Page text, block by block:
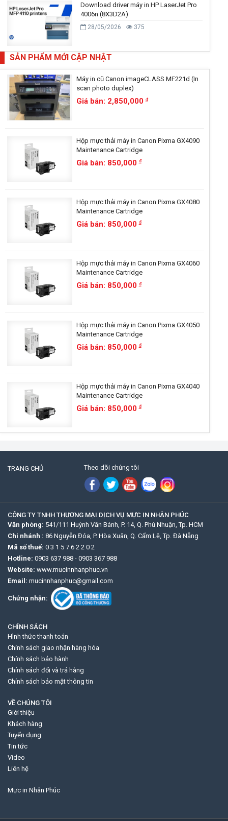
Download driver máy in HP LaserJet Pro
4006n (8X3D2A)
28/05/2026 375
SẢN PHẨM MỚI CẬP NHẬT
Máy in cũ Canon imageCLASS MF221d (In
scan photo duplex)
Giá bán: 2,850,000đ
Hộp mực thải máy in Canon Pixma GX4090
Maintenance Cartridge
Giá bán: 850,000đ
Hộp mực thải máy in Canon Pixma GX4080
Maintenance Cartridge
Giá bán: 850,000đ
Hộp mực thải máy in Canon Pixma GX4060
Maintenance Cartridge
Giá bán: 850,000đ
Hộp mực thải máy in Canon Pixma GX4050
Maintenance Cartridge
Giá bán: 850,000đ
Hộp mực thải máy in Canon Pixma GX4040
Maintenance Cartridge
Giá bán: 850,000đ
TRANG CHỦ Theo dõi chúng tôi
CÔNG TY TNHH THƯƠNG MẠI DỊCH VỤ MỰC IN NHÂN PHÚC
Văn phòng: 541/111 Huỳnh Văn Bánh, P. 14, Q. Phú Nhuận, Tp. HCM
Chi nhánh : 86 Nguyễn Đóa, P. Hòa Xuân, Q. Cẩm Lệ, Tp. Đà Nẵng
Mã số thuế: 0 3 1 5 7 6 2 2 0 2
Hotline: 0903 637 988 - 0903 367 988
Website: www.mucinnhanphuc.vn
Email: mucinnhanphuc@gmail.com
Chứng nhận:
CHÍNH SÁCH
Hình thức thanh toán
Chính sách giao nhận hàng hóa
Chính sách bảo hành
Chính sách đổi và trả hàng
Chính sách bảo mật thông tin
VỀ CHÚNG TÔI
Giới thiệu
Khách hàng
Tuyển dụng
Tin tức
Video
Liên hệ
Mực in Nhân Phúc